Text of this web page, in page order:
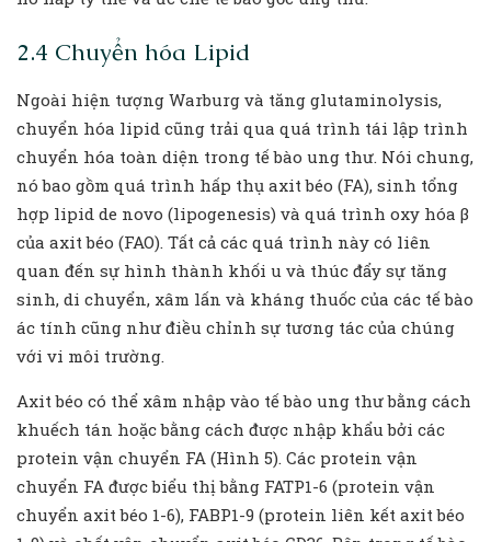
2.4 Chuyển hóa Lipid
Ngoài hiện tượng Warburg và tăng glutaminolysis,
chuyển hóa lipid cũng trải qua quá trình tái lập trình
chuyển hóa toàn diện trong tế bào ung thư. Nói chung,
nó bao gồm quá trình hấp thụ axit béo (FA), sinh tổng
hợp lipid de novo (lipogenesis) và quá trình oxy hóa β
của axit béo (FAO). Tất cả các quá trình này có liên
quan đến sự hình thành khối u và thúc đẩy sự tăng
sinh, di chuyển, xâm lấn và kháng thuốc của các tế bào
ác tính cũng như điều chỉnh sự tương tác của chúng
với vi môi trường.
Axit béo có thể xâm nhập vào tế bào ung thư bằng cách
khuếch tán hoặc bằng cách được nhập khẩu bởi các
protein vận chuyển FA (Hình 5). Các protein vận
chuyển FA được biểu thị bằng FATP1-6 (protein vận
chuyển axit béo 1-6), FABP1-9 (protein liên kết axit béo